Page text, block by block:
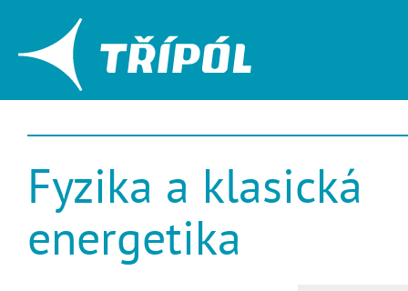
Fyzika a klasická
energetika